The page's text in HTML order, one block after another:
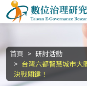
跳到主要內容區塊
數位治理研
首頁
研討活動
台灣六都智慧城市大
決戰關鍵！
:::